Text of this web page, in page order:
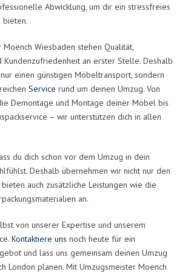
Abwicklung, um dir ein stressfreies
bieten.
Wiesbaden stehen Qualität,
Kundenzufriedenheit an erster Stelle. Deshalb
einen günstigen Möbeltransport, sondern
Service rund um deinen Umzug. Von
Demontage und Montage deiner Möbel bis
– wir unterstützen dich in allen
du dich schon vor dem Umzug in dein
Deshalb übernehmen wir nicht nur den
auch zusätzliche Leistungen wie die
an.
von unserer Expertise und unserem
Kontaktiere uns noch heute für ein
und lass uns gemeinsam deinen Umzug
London planen. Mit Umzugsmeister Moench